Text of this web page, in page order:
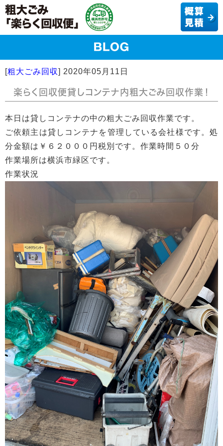
[粗大ごみ回収] 2020年05月11日
楽らく回収便貸しコンテナ内粗大ごみ回収作業！
本日は貸しコンテナの中の粗大ごみ回収作業です。
ご依頼主は貸しコンテナを管理している会社様です。処
分金額は￥６２０００円税別です。作業時間５０分
作業場所は横浜市緑区です。
作業状況